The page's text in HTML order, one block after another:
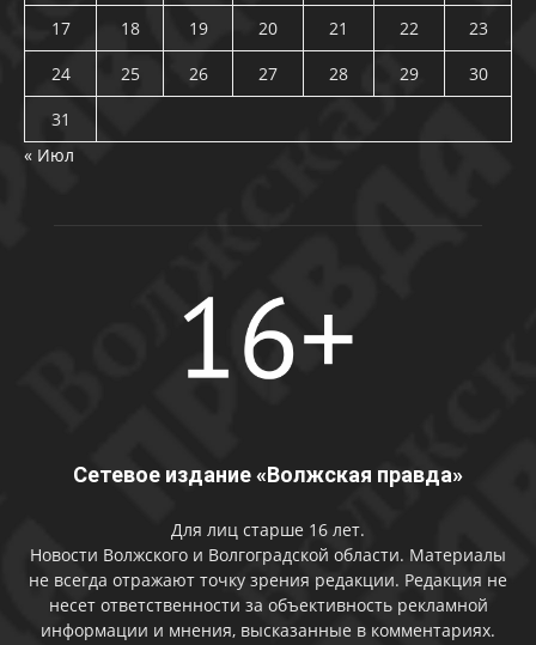
17
18 19 20 21 22
23
24
25 26 27 28 29
30
31
« Июл
Сетевое издание «Волжская правда»
Для лиц старше 16 лет.
Новости Волжского и Волгоградской области. Материалы
не всегда отражают точку зрения редакции. Редакция не
несет ответственности за объективность рекламной
информации и мнения, высказанные в комментариях.